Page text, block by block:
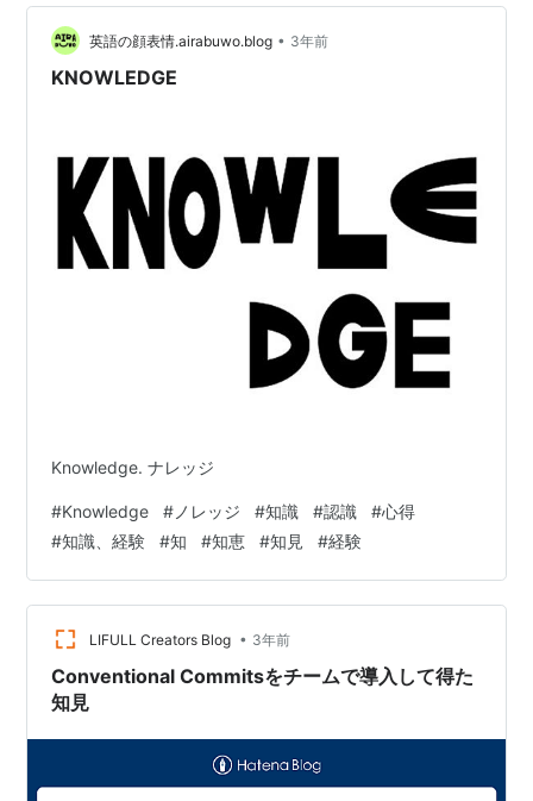
した。 いや～、敬愛する内田樹さんが 「成熟」について
語るなら そりゃ即買いしますし、 すぐに読み始めます
よ。 …
英語の顔表情.airabuwo.blog • 3年前
KNOWLEDGE
Knowledge. ナレッジ
#Knowledge # ノレッジ #知識 #認識 #心得
#知識、経験 #知 #知恵 #知見 #経験
LIFULL Creators Blog • 3年前
Conventional Commitsをチームで導入して得た
知見